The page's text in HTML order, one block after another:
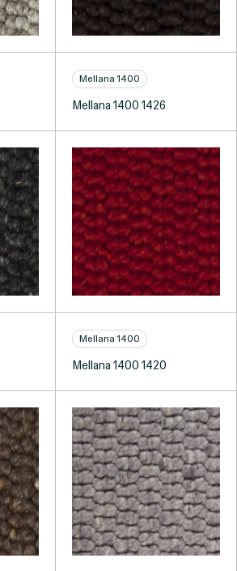
Mellana 1400
Mellana 1400 1426
Mellana 1400
Mellana 1400 1420